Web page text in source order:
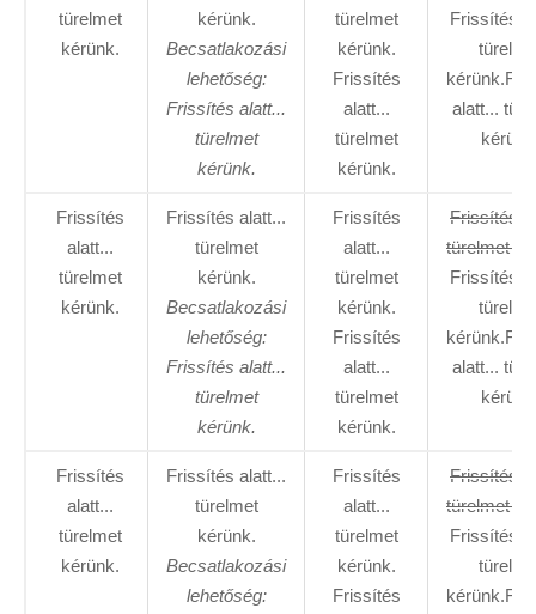
türelmet
kérünk.
kérünk.
Becsatlakozási
lehetőség:
Frissítés alatt...
türelmet
kérünk.
türelmet
kérünk.
Frissítés
alatt...
türelmet
kérünk.
Frissítés
alatt...
Frissítés
alatt...
türelmet
kérünk.
Frissítés alatt...
türelmet
kérünk.
Becsatlakozási
lehetőség:
Frissítés alatt...
türelmet
kérünk.
Frissítés
alatt...
türelmet
kérünk.
Frissítés
alatt...
türelmet
kérünk.
Frissítés
türelmet
Frissítés
alatt...
Frissítés
alatt...
türelmet
kérünk.
Frissítés alatt...
türelmet
kérünk.
Becsatlakozási
lehetőség:
Frissítés
alatt...
türelmet
kérünk.
Frissítés
Frissítés
türelmet
Frissítés